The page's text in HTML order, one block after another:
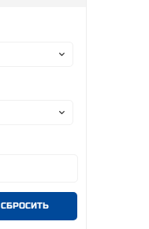
СБРОСИТЬ